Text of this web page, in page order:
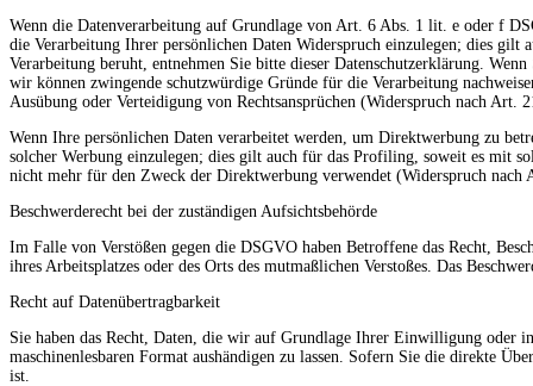
Wenn die Datenverarbeitung auf Grundlage von Art. 6 Abs. 1 lit. e oder f
die Verarbeitung Ihrer persönlichen Daten Widerspruch einzulegen; dies gilt
Verarbeitung beruht, entnehmen Sie bitte dieser Datenschutzerklärung.
wir können zwingende schutzwürdige Gründe für die Verarbeitung
Ausübung oder Verteidigung von Rechtsansprüchen (Widerspruch nach Art.
Wenn Ihre persönlichen Daten verarbeitet werden, um Direktwerbung zu
solcher Werbung einzulegen; dies gilt auch für das Profiling, soweit es mit
nicht mehr für den Zweck der Direktwerbung verwendet (Widerspruch nach
Beschwerderecht bei der zuständigen Aufsichtsbehörde
Im Falle von Verstößen gegen die DSGVO haben Betroffene das Recht,
ihres Arbeitsplatzes oder des Orts des mutmaßlichen Verstoßes. Das
Recht auf Datenübertragbarkeit
Sie haben das Recht, Daten, die wir auf Grundlage Ihrer Einwilligung oder
maschinenlesbaren Format aushändigen zu lassen. Sofern Sie die direkte
ist.